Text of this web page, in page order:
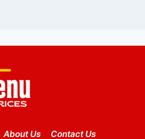
About Us Contact Us